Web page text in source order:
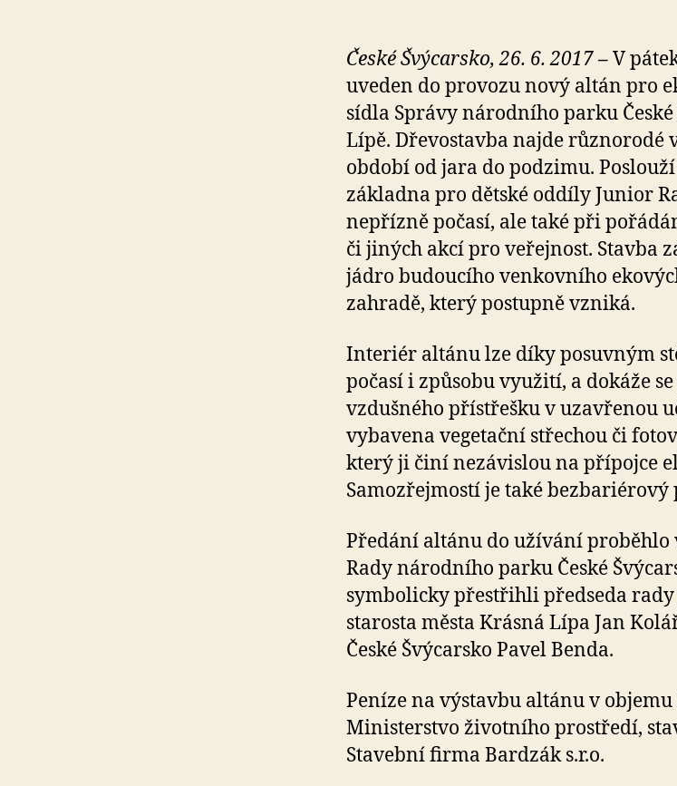
České Švýcarsko, 26. 6. 2017–V
uveden do provozu nový altán pro
sídla Správy národního parku
Lípě. Dřevostavba najde různorodé
období od jara do podzimu.
základna pro dětské oddíly Junior
nepřízně počasí, ale také při
či jiných akcí pro veřejnost. Stavba
jádro budoucího venkovního
zahradě, který postupně vzniká.
Interiér altánu lze díky posuvným
počasí i způsobu využití, a dokáže
vzdušného přístřešku v uzavřenou
vybavena vegetační střechou či
který ji činí nezávislou na přípojce
Samozřejmostí je také bezbariérový
Předání altánu do užívání proběhlo
Rady národního parku České
symbolicky přestřihli předseda
starosta města Krásná Lípa Jan
České Švýcarsko Pavel Benda.
Peníze na výstavbu altánu v
Ministerstvo životního prostředí,
Stavební firma Bardzák s.r.o.